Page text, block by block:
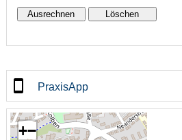
PraxisApp
+−